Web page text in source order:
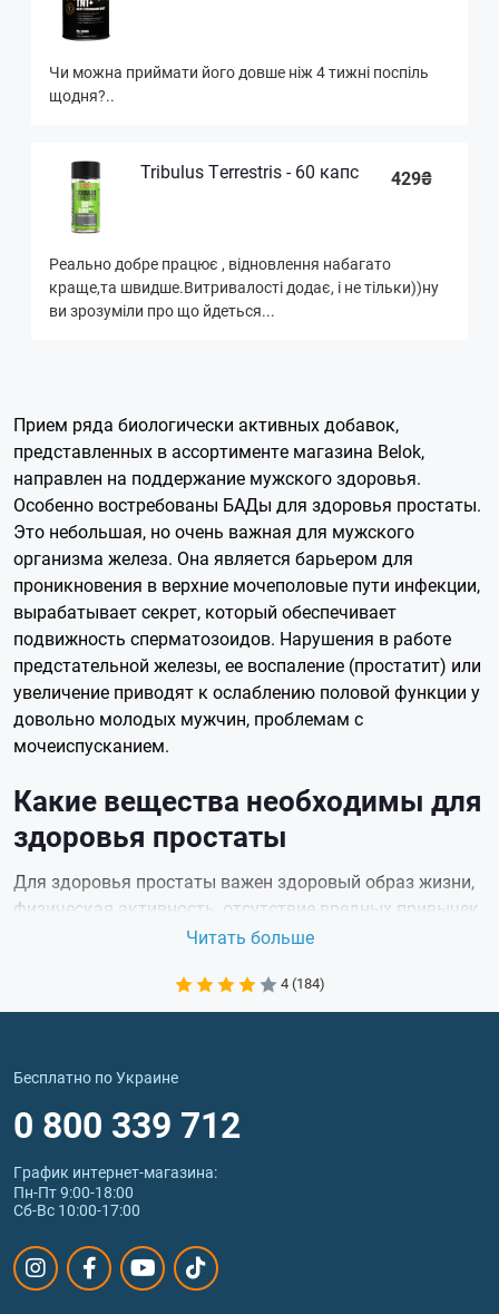
Чи можна приймати його довше ніж 4 тижні поспіль
щодня?..
Tribulus Terrestris - 60 капс 429₴
Реально добре працює , відновлення набагато
краще,та швидше.Витривалості додає, і не тільки))ну
ви зрозуміли про що йдеться...
Прием ряда биологически активных добавок,
представленных в ассортименте магазина Belok,
направлен на поддержание мужского здоровья.
Особенно востребованы БАДы для здоровья простаты.
Это небольшая, но очень важная для мужского
организма железа. Она является барьером для
проникновения в верхние мочеполовые пути инфекции,
вырабатывает секрет, который обеспечивает
подвижность сперматозоидов. Нарушения в работе
предстательной железы, ее воспаление (простатит) или
увеличение приводят к ослаблению половой функции у
довольно молодых мужчин, проблемам с
мочеиспусканием.
Какие вещества необходимы для
здоровья простаты
Для здоровья простаты важен здоровый образ жизни,
физическая активность, отсутствие вредных привычек,
избыточного веса, правильно сбалансированное
некоторые диетические добавки, содержащие
полезные вещества, которые организм не получает с
количествах.
микроэлементы, продукты, целебные растения:
цинк, который регулирует рост клеток, снижает
риск развития аденомы или раковой опухоли;
масло, сок, мякоть семян тыквы, обладают
выраженным противовоспалительным эффектом,
Читать больше
4 (184)
Бесплатно по Украине
0 800 339 712
График интернет‑магазина:
Пн-Пт 9:00-18:00
Сб-Вс 10:00-17:00